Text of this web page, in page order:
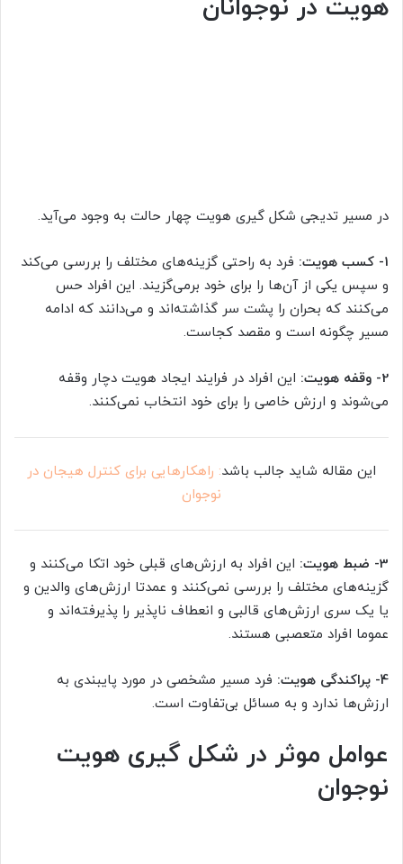
هویت در نوجوانان
در مسیر تدیجی شکل گیری هویت چهار حالت به وجود می‌آید.
1- کسب هویت:
فرد به راحتی گزینه‌های مختلف را بررسی می‌کند
و سپس یکی از آن‌ها را برای خود برمی‌گزیند. این افراد حس
می‌کنند که بحران را پشت سر گذاشته‌اند و می‌دانند که ادامه
مسیر چگونه است و مقصد کجاست.
2- وقفه هویت:
این افراد در فرایند ایجاد هویت دچار وقفه
می‌شوند و ارزش خاصی را برای خود انتخاب نمی‌کنند.
این مقاله شاید جالب باشد: راهکارهایی برای کنترل هیجان در
نوجوان
3- ضبط هویت:
این افراد به ارزش‌های قبلی خود اتکا می‌کنند و
گزینه‌های مختلف را بررسی نمی‌کنند و عمدتا ارزش‌های والدین و
یا یک سری ارزش‌های قالبی و انعطاف ناپذیر را پذیرفته‌اند و
عموما افراد متعصبی هستند.
4- پراکندگی هویت:
فرد مسیر مشخصی در مورد پایبندی به
ارزش‌ها ندارد و به مسائل بی‌تفاوت است.
عوامل موثر در شکل گیری هویت
نوجوان